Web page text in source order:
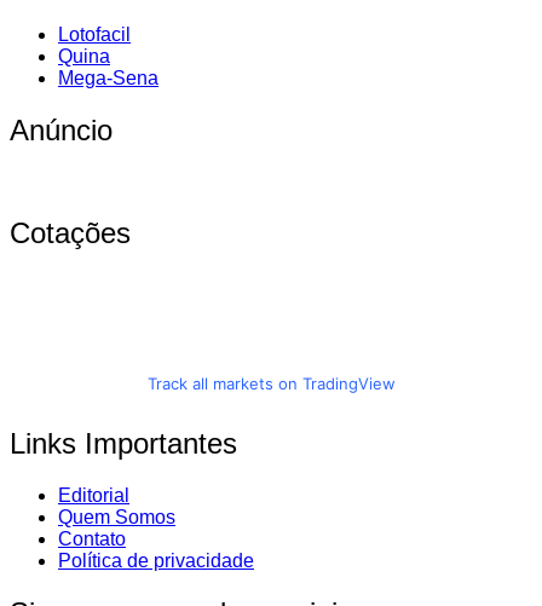
Lotofacil
Quina
Mega-Sena
Anúncio
Cotações
Track all markets on TradingView
Links Importantes
Editorial
Quem Somos
Contato
Política de privacidade